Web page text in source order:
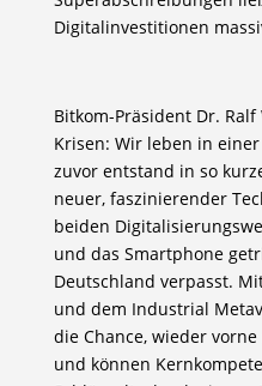
Digitalinvestitionen
Bitkom-Präsident Dr.
Krisen: Wir leben in
zuvor entstand in so
neuer, faszinierender
beiden
und das Smartphone
Deutschland verpasst.
und dem Industrial
die Chance, wieder
und können